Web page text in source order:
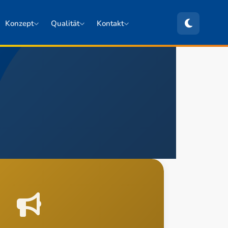
Konzept Qualität Kontakt